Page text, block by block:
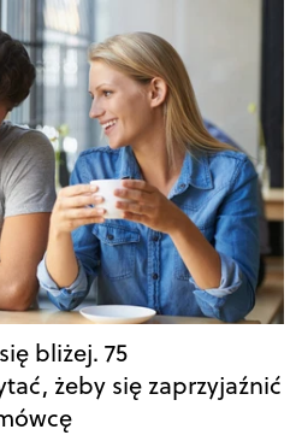
bliżej. 75
żeby się zaprzyjaźnić